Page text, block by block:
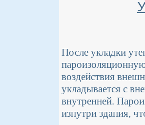
После укладки
воздействия
укладывается с
внутренней.
изнутри здания,